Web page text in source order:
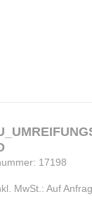
17198
MwSt.: Auf